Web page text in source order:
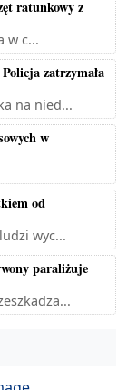
ratunkowy z
w c...
zatrzymała
na nied...
w
od
wyc...
paraliżuje